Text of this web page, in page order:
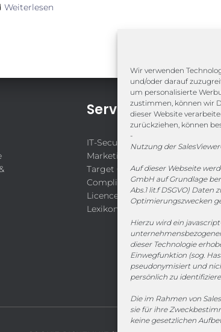
Wir verwenden
und/oder darauf
um personalisierte
zustimmen, können wir
dieser Website
zurückziehen, können
-
Nutzung der
Auf dieser Webseite
GmbH auf Grundlage
Abs.1 lit.f DSGVO)
Optimierungszwecken
Hierzu wird ein
dieser Technologie
Einwegfunktion (sog.
pseudonymisiert und
persönlich zu
Die im Rahmen von
sie für ihre
keine gesetzlichen
Weiterlesen
Service
IT-Security-Solutions
Marketing
Target Group Fitting
Compliance Guard
Licence Manager
Lexikon